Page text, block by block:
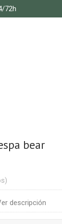
72h
bear
descripción